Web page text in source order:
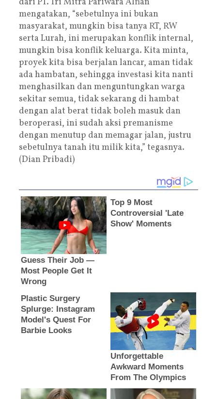
mengatakan, “sebetulnya ini bukan
masyarakat, mungkin bisa tanya RT, RW
serta Lurah, ini merupakan konflik internal,
mungkin bisa konflik keluarga. Kita minta,
proyek kita bisa berjalan lancar, aman tidak
ada hambatan, sehingga investasi kita nanti
menghasilkan dan menguntungkan warga
sekitar semua, tidak sekarang di hambat
dengan alat berat tidak boleh masuk dan
beroperasi, ini sudah aksi premanisme
dengan menutup dan memagar jalan, justru
sebetulnya tanah itu milik kita,” tegasnya.
(Dian Pribadi)